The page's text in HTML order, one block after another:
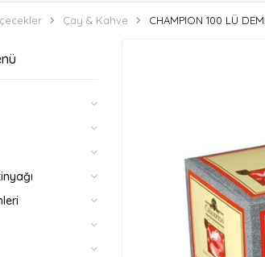
Çay & Kahve CHAMPION 100 LÜ